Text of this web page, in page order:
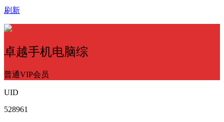
刷新
卓越手机电脑综
普通VIP会员
UID
528961